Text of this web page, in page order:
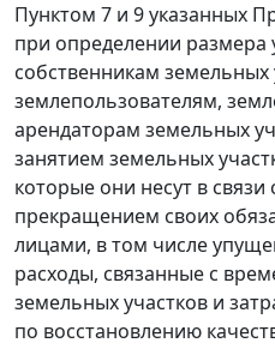
Пунктом 7 и 9 указанных
при определении
собственникам земельных
землепользователям,
арендаторам земельных
занятием земельных
которые они несут в
прекращением своих
лицами, в том числе
расходы, связанные с
земельных участков и
по восстановлению